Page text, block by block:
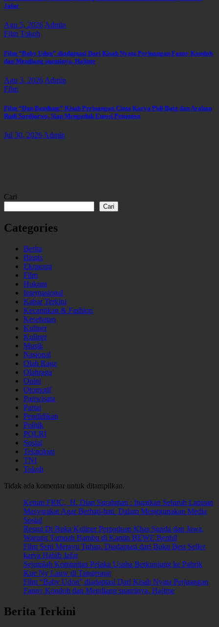
Jafar
Agu 5, 2026Admin
Film Tokoh
Film “Baby Udon” diadaptasi Dari Kisah Nyata Perjuangan Fanny Kondoh
dan Mendiang suaminya, Hajime
Agu 3, 2026 Admin
Film
Film “Dan Bandung” Kisah Perjuangan Cinta Karya Pidi Baig dan Arahan
Rudi Soedjarwo, Siap Mengaduk Emosi Penonton
Jul 30, 2026 Admin
Cari
Cari
Categories
Berita
Bisnis
Ekonomi
Film
Hukum
Internasional
Kabar Terkini
Kecantikan & Fashion
Kesehatan
Kuliner
Kuliner
Musik
Nasional
Olah Raga
Olahraga
Opini
Otomotif
Pariwisata
Partai
Pendidikan
Politik
POLRI
Sosial
Teknologi
TNI
Tokoh
Tidak ada komentar untuk ditampilkan.
Ketum FRIC, H. Dian Surahman : Ingatkan Seluruh Lapisan
Masyarakat Agar Berhati-hati Dalam Menggunakan Media
Sosial
Resmi Di Buka Kuliner Perpaduan Khas Sunda dan Jawa,
Warung Tampah Bambu di Kantin BEWE Benhil
Film Seni Merayu Tuhan, Diadaptasi dari Buku Best Seller
karya Habib Jafar
Sejumlah Komunitas Pelaku Usaha Berkunjung ke Pabrik
Kue Ny Lauw di Tangerang
Film “Baby Udon” diadaptasi Dari Kisah Nyata Perjuangan
Fanny Kondoh dan Mendiang suaminya, Hajime
Berita Terkini